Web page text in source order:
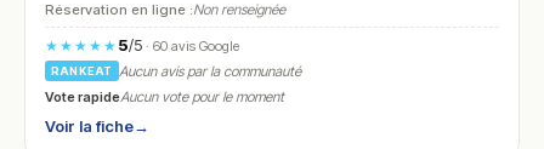
Réservation en ligne :Non renseignée
★★★★★ 5/5· 60 avis Google
RANKEAT
Aucun avis par la communauté
Vote rapideAucun vote pour le moment
Voir la fiche→